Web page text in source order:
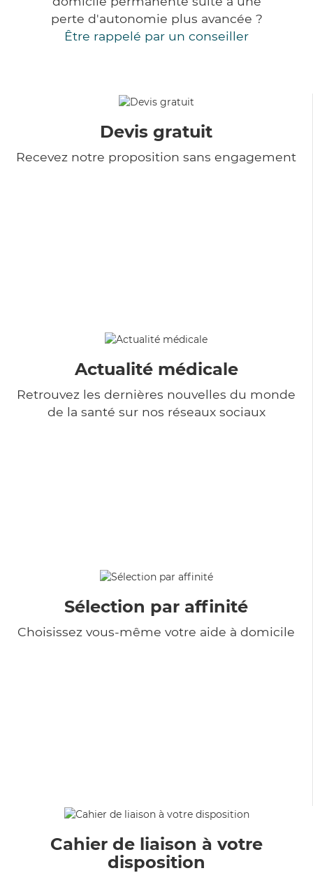
perte d'autonomie plus avancée ?
Être rappelé par un conseiller
Devis gratuit
Recevez notre proposition sans engagement
Actualité médicale
Retrouvez les dernières nouvelles du monde
de la santé sur nos réseaux sociaux
Sélection par affinité
Choisissez vous-même votre aide à domicile
Cahier de liaison à votre
disposition